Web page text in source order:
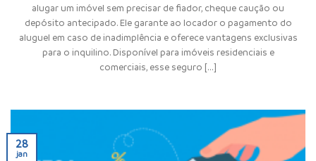
alugar um imóvel sem precisar de fiador, cheque caução ou
depósito antecipado. Ele garante ao locador o pagamento do
aluguel em caso de inadimplência e oferece vantagens exclusivas
para o inquilino. Disponível para imóveis residenciais e
comerciais, esse seguro [...]
28
jan